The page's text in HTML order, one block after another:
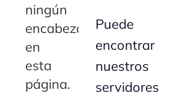
ningún
encabezado
en
esta
página.
Puede
encontrar
nuestros
servidores